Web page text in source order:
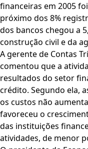
financeiras em 2005
próximo dos 8%
dos bancos chegou a
construção civil e da
A gerente de Contas
comentou que a
resultados do setor
crédito. Segundo ela,
os custos não
favoreceu o
das instituições
atividades, de menor